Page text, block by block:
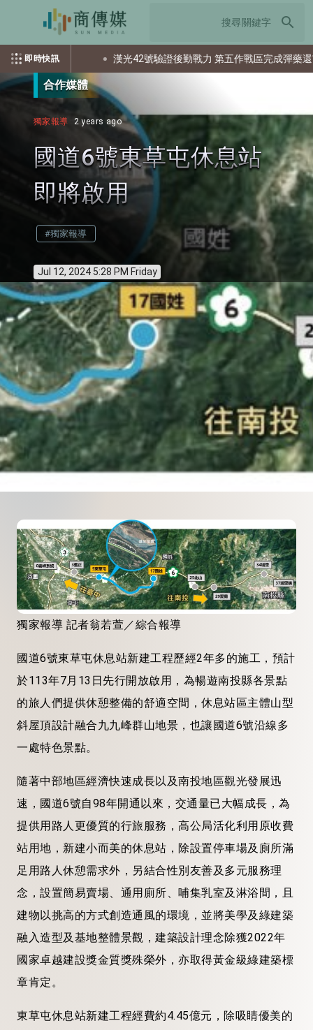
search
即時快訊
少個資？ 漢光42號驗證後勤戰力 第五作戰區完成彈藥還屯整
合作媒體
獨家報導 2 years ago
國道6號東草屯休息站
即將啟用
#獨家報導
Jul 12, 2024 5:28 PM Friday
獨家報導 記者翁若萱／綜合報導
國道6號東草屯休息站新建工程歷經2年多的施工，預計
於113年7月13日先行開放啟用，為暢遊南投縣各景點
的旅人們提供休憩整備的舒適空間，休息站區主體山型
斜屋頂設計融合九九峰群山地景，也讓國道6號沿線多
一處特色景點。
隨著中部地區經濟快速成長以及南投地區觀光發展迅
速，國道6號自98年開通以來，交通量已大幅成長，為
提供用路人更優質的行旅服務，高公局活化利用原收費
站用地，新建小而美的休息站，除設置停車場及廁所滿
足用路人休憩需求外，另結合性別友善及多元服務理
念，設置簡易賣場、通用廁所、哺集乳室及淋浴間，且
建物以挑高的方式創造通風的環境，並將美學及綠建築
融入造型及基地整體景觀，建築設計理念除獲2022年
國家卓越建設獎金質獎殊榮外，亦取得黃金級綠建築標
章肯定。
東草屯休息站新建工程經費約4.45億元，除吸睛優美的